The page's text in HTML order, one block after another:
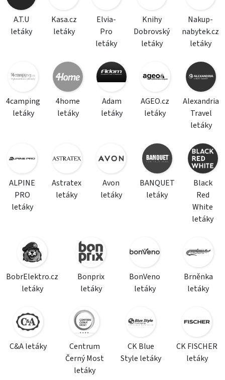
A.T.U
letáky
Kasa.cz
letáky
Elvia-
Pro
letáky
Knihy
Dobrovský
letáky
Nakup-
nabytek.cz
letáky
4camping
letáky
4home
letáky
Adam
letáky
AGEO.cz
letáky
Alexandria
Travel
letáky
ALPINE
PRO
letáky
Astratex
letáky
Avon
letáky
BANQUET
letáky
Black
Red
White
letáky
BobrElektro.cz
letáky
Bonprix
letáky
BonVeno
letáky
Brněnka
letáky
C&A letáky
Centrum
Černý Most
letáky
CK Blue
Style letáky
CK FISCHER
letáky